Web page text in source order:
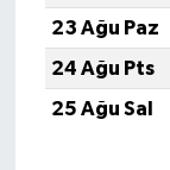
23 Ağu Paz
24 Ağu Pts
25 Ağu Sal